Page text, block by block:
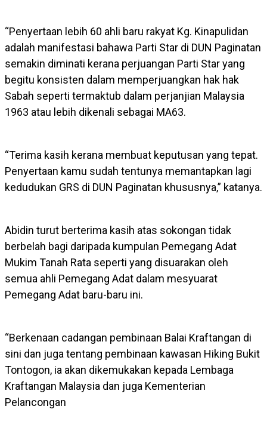
“Penyertaan lebih 60 ahli baru rakyat Kg. Kinapulidan
adalah manifestasi bahawa Parti Star di DUN Paginatan
semakin diminati kerana perjuangan Parti Star yang
begitu konsisten dalam memperjuangkan hak hak
Sabah seperti termaktub dalam perjanjian Malaysia
1963 atau lebih dikenali sebagai MA63.
“Terima kasih kerana membuat keputusan yang tepat.
Penyertaan kamu sudah tentunya memantapkan lagi
kedudukan GRS di DUN Paginatan khususnya,” katanya.
Abidin turut berterima kasih atas sokongan tidak
berbelah bagi daripada kumpulan Pemegang Adat
Mukim Tanah Rata seperti yang disuarakan oleh
semua ahli Pemegang Adat dalam mesyuarat
Pemegang Adat baru-baru ini.
“Berkenaan cadangan pembinaan Balai Kraftangan di
sini dan juga tentang pembinaan kawasan Hiking Bukit
Tontogon, ia akan dikemukakan kepada Lembaga
Kraftangan Malaysia dan juga Kementerian
Pelancongan